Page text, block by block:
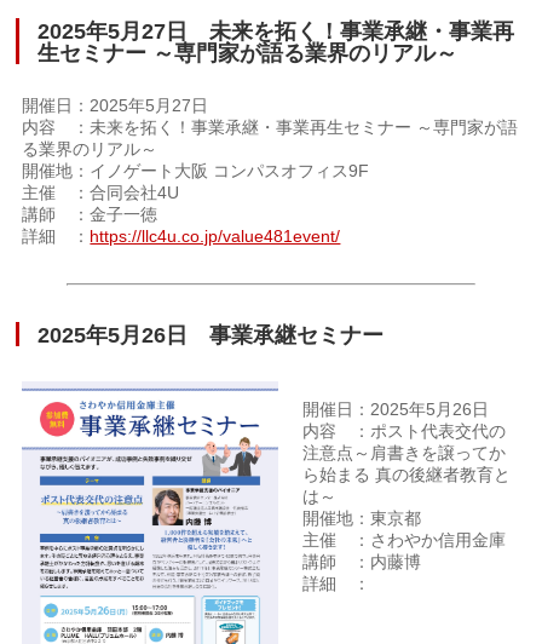
2025年5月27日 未来を拓く！事業承継・事業再
生セミナー ～専門家が語る業界のリアル～
開催日：2025年5月27日
内容 ：未来を拓く！事業承継・事業再生セミナー ～専門家が語
る業界のリアル～
開催地：イノゲート大阪 コンパスオフィス9F
主催 ：合同会社4U
講師 ：金子一徳
詳細 ： https://llc4u.co.jp/value481event/
2025年5月26日 事業承継セミナー
開催日：2025年5月26日
内容 ：ポスト代表交代の
注意点～肩書きを譲ってか
ら始まる 真の後継者教育と
は～
開催地：東京都
主催 ：さわやか信用金庫
講師 ：内藤博
詳細 ：